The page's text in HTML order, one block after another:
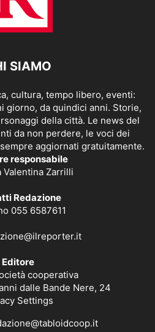
SIAMO
cultura, tempo libero, eventi:
giorno, da quindici anni. Storie,
della città. Le news del
da non perdere, le voci dei
aggiornati gratuitamente.
responsabile
Valentina Zarrilli
Redazione
055 6587611
Editore
cooperativa
dalle Bande Nere, 24
Settings